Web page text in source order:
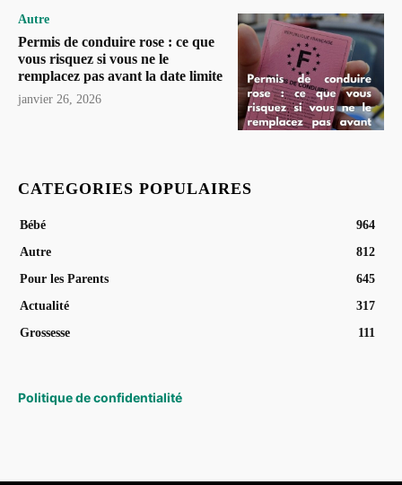
Autre
Permis de conduire rose : ce que
vous risquez si vous ne le
remplacez pas avant la date limite
janvier 26, 2026
CATEGORIES POPULAIRES
Bébé
964
Autre
812
Pour les Parents
645
Actualité
317
Grossesse
111
Politique de confidentialité